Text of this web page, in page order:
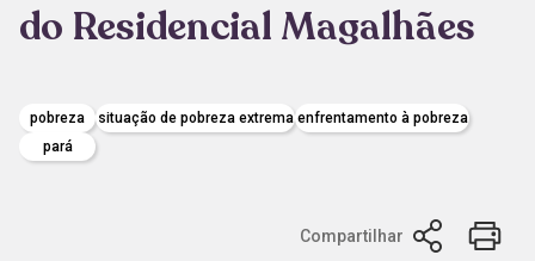
do Residencial Magalhães
pobreza situação de pobreza extrema enfrentamento à pobreza
pará
Compartilhar